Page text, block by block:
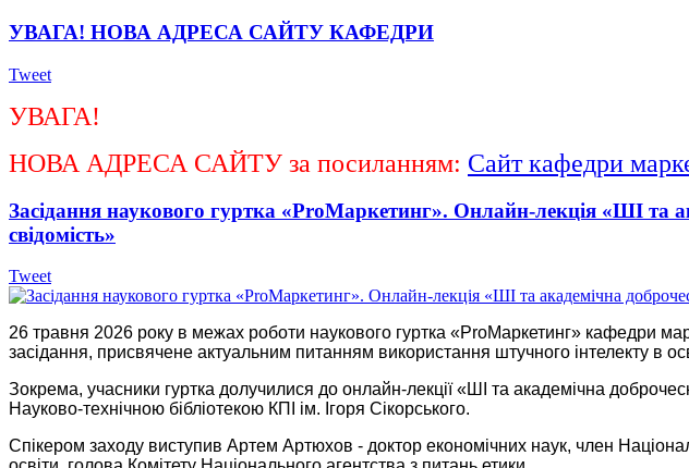
УВАГА! НОВА АДРЕСА САЙТУ КАФЕДРИ
Tweet
УВАГА!
НОВА АДРЕСА САЙТУ за посиланням: Сайт кафедри
Засідання наукового гуртка «ProМаркетинг». Онлайн-лекція «ШІ та
свідомість»
Tweet
26 травня 2026 року в межах роботи наукового гуртка «ProМаркетинг» кафедри
засідання, присвячене актуальним питанням використання штучного інтелекту в
Зокрема, учасники гуртка долучилися до онлайн-лекції «ШІ та академічна
Науково-технічною бібліотекою КПІ ім. Ігоря Сікорського.
Спікером заходу виступив Артем Артюхов - доктор економічних наук, член